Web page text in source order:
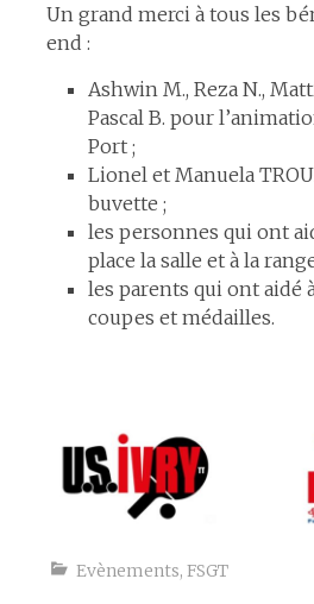
Un grand merci à tous les
end :
Ashwin M., Reza N.,
Pascal B. pour
Port ;
Lionel et Manuela
buvette ;
les personnes qui ont
place la salle et à la
les parents qui ont aidé
coupes et médailles.
Evènements, FSGT